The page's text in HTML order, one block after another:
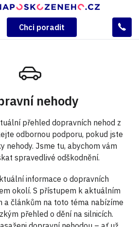
Chci poradit
nehody
přehled dopravních nehod z
odbornou podporu, pokud jste
nehody. Jsme tu, abychom vám
spravedlivé odškodnění.
informace o dopravních
okolí. S přístupem k aktuálním
a článkům na toto téma nabízíme
přehled o dění na silnicích.